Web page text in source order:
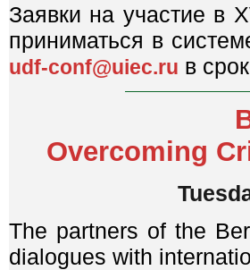
Заявки на участие в
приниматься в
udf-conf@uiec.ru в
Overcoming
The partners of the
dialogues with